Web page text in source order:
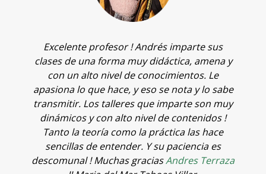
Excelente profesor ! Andrés imparte sus
clases de una forma muy didáctica, amena y
con un alto nivel de conocimientos. Le
apasiona lo que hace, y eso se nota y lo sabe
transmitir. Los talleres que imparte son muy
dinámicos y con alto nivel de contenidos !
Tanto la teoría como la práctica las hace
sencillas de entender. Y su paciencia es
descomunal ! Muchas graciasAndres Terraza